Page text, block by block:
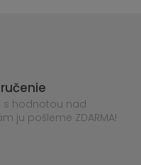
s hodnotou nad
ju pošleme ZDARMA!